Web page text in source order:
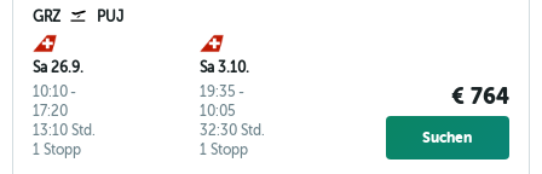
GRZ PUJ
Sa 26.9.
10:10-
17:20
1 Stopp
13:10 Std.
Sa 3.10.
19:35 -
10:05
1 Stopp
32:30 Std.
€ 764
Suchen